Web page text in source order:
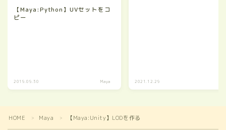
【Maya:Python】UVセットをコ
ピー
2019.09.30 Maya 2021.12.29
HOME ＞ Maya ＞ 【Maya:Unity】LODを作る